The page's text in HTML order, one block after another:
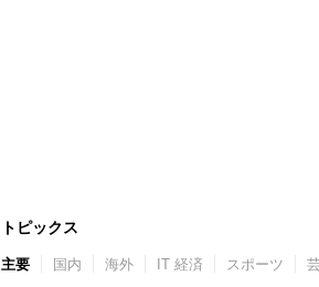
トピックス
主要 国内 海外 IT 経済 スポーツ